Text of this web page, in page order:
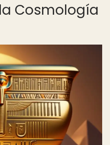
Cosmología